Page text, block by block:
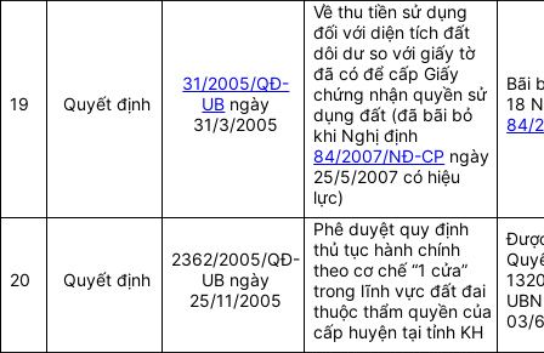
19 Quyết định
31/2005/QĐ-
UB ngày
31/3/2005
Về thu tiền sử dụng
đối với diện tích đất
dôi dư so với giấy tờ
đã có để cấp Giấy
chứng nhận quyền sử
dụng đất (đã bãi bỏ
khi Nghị định
84/2007/NĐ-CP ngày
25/5/2007 có hiệu
lực)
Bãi
18
84/
20 Quyết định
2362/2005/QĐ-
UB ngày
25/11/2005
Phê duyệt quy định
thủ tục hành chính
theo cơ chế “1 cửa”
trong lĩnh vực đất đai
thuộc thẩm quyền của
cấp huyện tại tỉnh KH
03/